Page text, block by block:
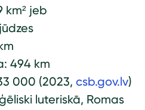
km² jeb
494 km
000 (2023, csb.gov.lv)
luteriskā, Romas